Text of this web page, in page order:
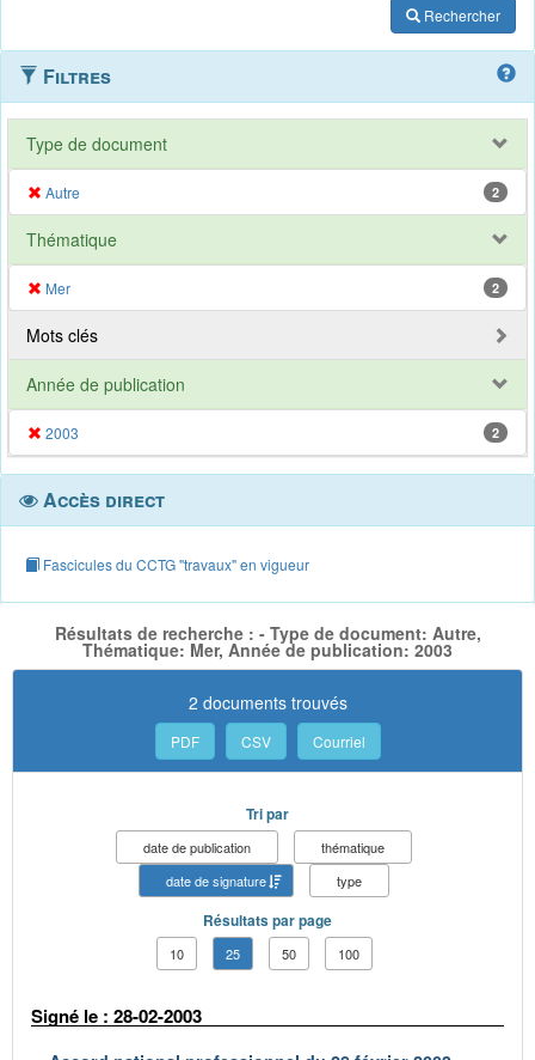
Rechercher
Filtres
Type de document
Autre 2
Thématique
Mer 2
Mots clés
Année de publication
2003 2
Accès direct
Fascicules du CCTG "travaux" en vigueur
Résultats de recherche : - Type de document: Autre,
Thématique: Mer, Année de publication: 2003
2 documents trouvés
PDF CSV Courriel
Tri par
date de publication
thématique
date de signature
type
Résultats par page
10 25 50 100
Signé le : 28-02-2003